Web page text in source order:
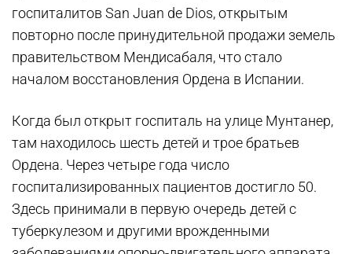
госпиталитов San Juan de Dios, открытым
повторно после принудительной продажи земель
правительством Мендисабаля, что стало
началом восстановления Ордена в Испании.
Когда был открыт госпиталь на улице Мунтанер,
там находилось шесть детей ​​и трое братьев
Ордена. Через четыре года число
госпитализированных пациентов достигло 50.
Здесь принимали в первую очередь детей с
туберкулезом и другими врожденными